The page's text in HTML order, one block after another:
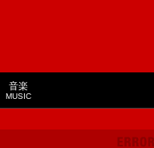
音楽
MUSIC